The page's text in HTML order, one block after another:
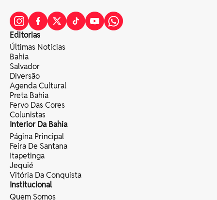
Editorias
Últimas Notícias
Bahia
Salvador
Diversão
Agenda Cultural
Preta Bahia
Fervo Das Cores
Colunistas
Interior Da Bahia
Página Principal
Feira De Santana
Itapetinga
Jequié
Vitória Da Conquista
Institucional
Quem Somos